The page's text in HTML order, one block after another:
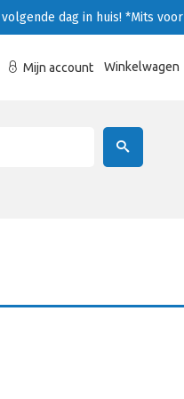
dag in huis! *Mits
Mijn account Winkelwagen